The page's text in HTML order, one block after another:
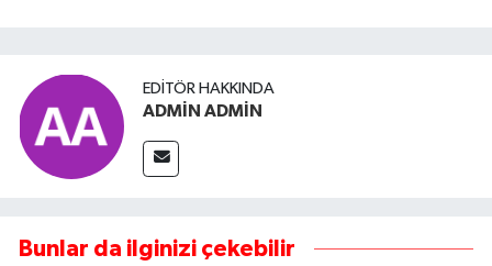
EDITÖR HAKKINDA
ADMİN ADMİN
Bunlar da ilginizi çekebilir